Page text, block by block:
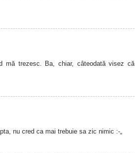
mă trezesc. Ba, chiar, câteodată visez că
nu cred ca mai trebuie sa zic nimic :-„